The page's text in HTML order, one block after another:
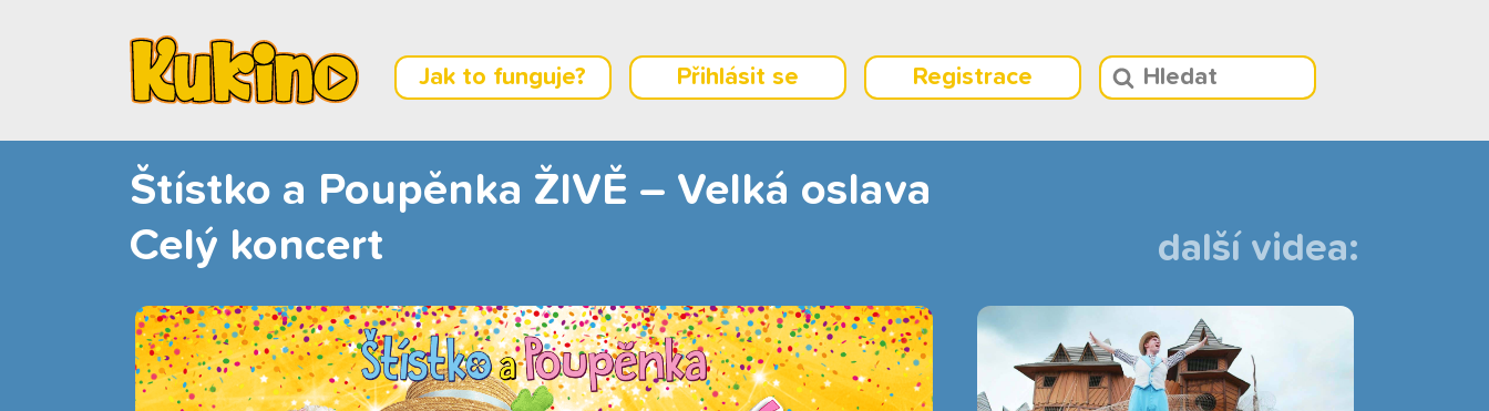
Jak to funguje? Přihlásit se Registrace
Štístko a Poupěnka ŽIVĚ – Velká oslava
Celý koncert
další videa: